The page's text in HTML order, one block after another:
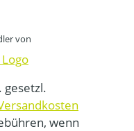
von
gesetzl.
wenn